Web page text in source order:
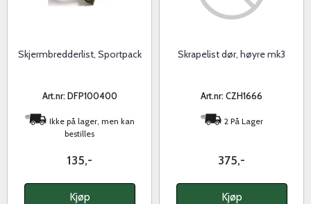
Skjermbredderlist, Sportpack
Art.nr: DFP100400
Ikke på lager, men kan
bestilles
135,-
Kjøp
Skrapelist dør, høyre mk3
Art.nr: CZH1666
2 På Lager
375,-
Kjøp